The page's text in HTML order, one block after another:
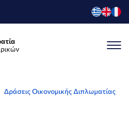
Δράσεις Οικονομικής Διπλωματίας